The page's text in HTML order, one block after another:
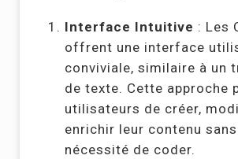
Interface Intuitive : Les
offrent une interface
conviviale, similaire à un
de texte. Cette approche
utilisateurs de créer,
enrichir leur contenu
nécessité de coder.